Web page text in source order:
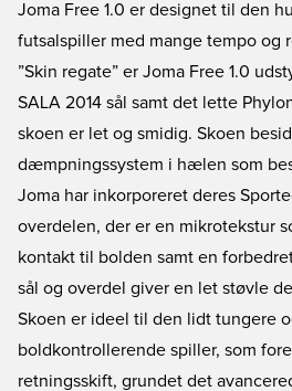
Joma Free 1.0 er designet til den
futsalspiller med mange tempo og
”Skin regate” er Joma Free 1.0
SALA 2014 sål samt det lette
skoen er let og smidig. Skoen
dæmpningssystem i hælen som
Joma har inkorporeret deres
overdelen, der er en mikrotekstur
kontakt til bolden samt en
sål og overdel giver en let støvle
Skoen er ideel til den lidt tungere
boldkontrollerende spiller, som
retningsskift, grundet det